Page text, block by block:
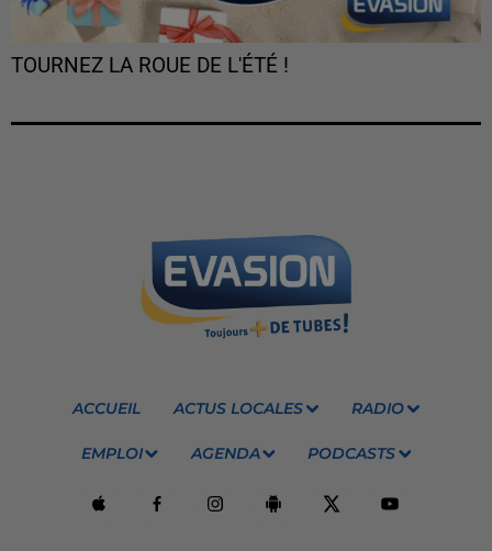
TOURNEZ LA ROUE DE L'ÉTÉ !
ACCUEIL ACTUS LOCALES RADIO
EMPLOI AGENDA PODCASTS